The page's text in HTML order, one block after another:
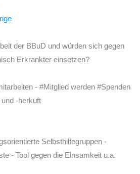
der BBuD und würden sich gegen
Erkrankter einsetzen?
- #Mitglied werden #Spenden
-herkuft
Selbsthilfegruppen -
- Tool gegen die Einsamkeit u.a.